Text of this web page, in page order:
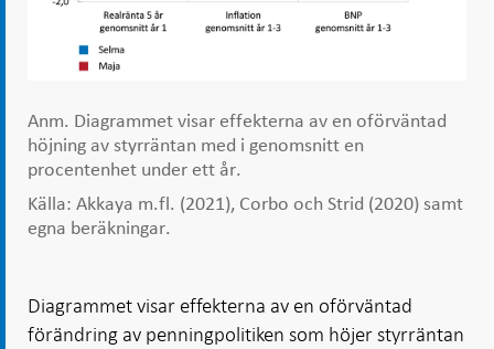
Anm. Diagrammet visar effekterna av en oförväntad
höjning av styrräntan med i genomsnitt en
procentenhet under ett år.
Källa: Akkaya m.fl. (2021), Corbo och Strid (2020) samt
egna beräkningar.
Diagrammet visar effekterna av en oförväntad
förändring av penningpolitiken som höjer styrräntan